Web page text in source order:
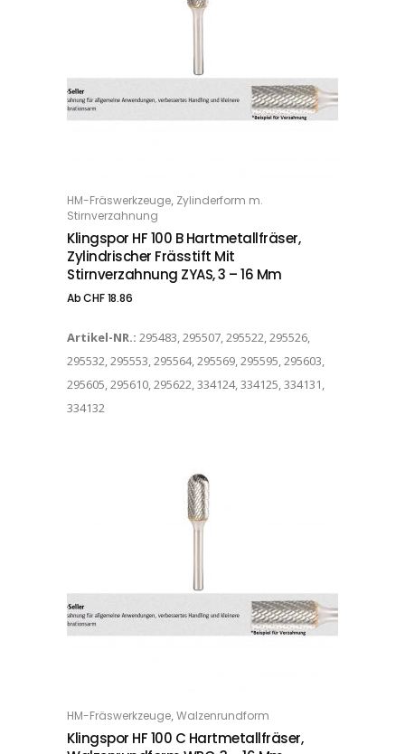
OPTIONS
HM-Fräswerkzeuge, Zylinderform m.
Stirnverzahnung
Klingspor HF 100 B Hartmetallfräser,
Zylindrischer Frässtift Mit
Stirnverzahnung ZYAS, 3 – 16 Mm
AbCHF18.86
Artikel-NR.: 295483, 295507, 295522, 295526,
295532, 295553, 295564, 295569, 295595, 295603,
295605, 295610, 295622, 334124, 334125, 334131,
334132
OPTIONS
HM-Fräswerkzeuge,Walzenrundform
Klingspor HF 100 C Hartmetallfräser,